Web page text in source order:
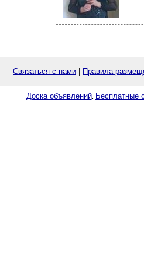
Связаться с нами Правила
Доска объявлений. Бесплатные